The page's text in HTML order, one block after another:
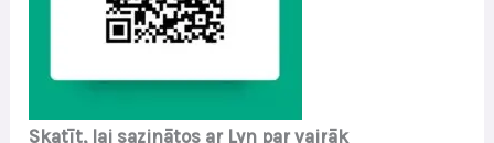
Skatīt, lai sazinātos ar Lyn par vairāk